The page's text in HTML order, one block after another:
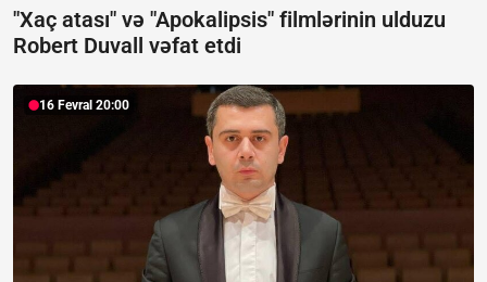
"Xaç atası" və "Apokalipsis" filmlərinin ulduzu
Robert Duvall vəfat etdi
16 Fevral 20:00